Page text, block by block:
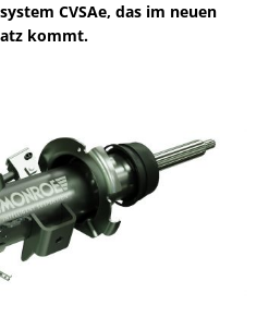
CVSAe, das im neuen
kommt.